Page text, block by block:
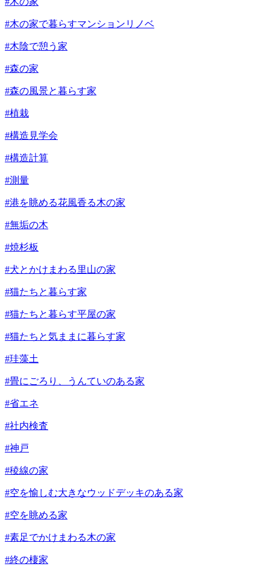
#木の家で暮らすマンションリノベ
#木陰で憩う家
#森の家
#森の風景と暮らす家
#植栽
#構造見学会
#構造計算
#測量
#港を眺める花風香る木の家
#無垢の木
#焼杉板
#犬とかけまわる里山の家
#猫たちと暮らす家
#猫たちと暮らす平屋の家
#猫たちと気ままに暮らす家
#珪藻土
#畳にごろり、うんていのある家
#省エネ
#社内検査
#神戸
#稜線の家
#空を愉しむ大きなウッドデッキのある家
#空を眺める家
#素足でかけまわる木の家
#終の棲家